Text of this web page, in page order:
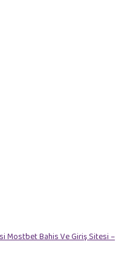
Mostbet Bahis Ve Giriş Sitesi –